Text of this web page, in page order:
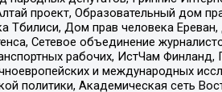
проект, Образовательный дом
Тбилиси, Дом прав человека
Сетевое объединение
рабочих, ИстЧам Финланд,
и международных
политики, Академическая сеть